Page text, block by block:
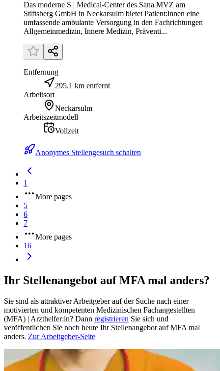
Das moderne S | Medical-Center des Sana MVZ am
Stiftsberg GmbH in Neckarsulm bietet Patient:innen eine
umfassende ambulante Versorgung in den Fachrichtungen
Allgemeinmedizin, Innere Medizin, Präventi...
Entfernung
295,1 km entfernt
Arbeitsort
Neckarsulm
Arbeitszeitmodell
Vollzeit
Anonymes Stellengesuch schalten
1
More pages
5
6
7
More pages
16
Ihr Stellenangebot auf MFA mal anders?
Sie sind als attraktiver Arbeitgeber auf der Suche nach einer
motivierten und kompetenten Medizinischen Fachangestellten
(MFA) | Arzthelfer:in? Dann registrieren Sie sich und
veröffentlichen Sie noch heute Ihr Stellenangebot auf MFA mal
anders. Zur Arbeitgeber-Seite